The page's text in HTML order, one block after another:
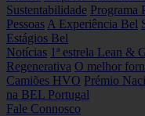
Sustentabilidade Programa
Pessoas A Experiência Bel
Estágios Bel
Notícias 1ª estrela Lean &
Regenerativa O melhor
Camiões HVO Prémio
na BEL Portugal
Fale Connosco